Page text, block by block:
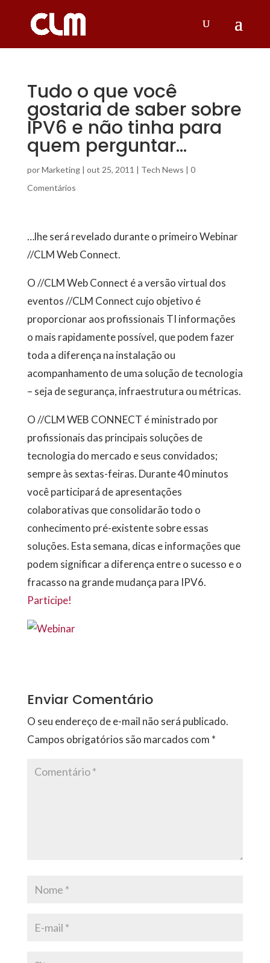
Tudo o que você
gostaria de saber sobre
IPV6 e não tinha para
quem perguntar…
porMarketing| out 25, 2011 | Tech News | 0
Comentários
…lhe será revelado durante o primeiro Webinar
//CLM Web Connect.
O //CLM Web Connect é a versão virtual dos
eventos //CLM Connect cujo objetivo é
proporcionar aos profissionais TI informações
o mais rapidamente possível, que podem fazer
toda a diferença na instalação ou
acompanhamento de uma solução de tecnologia
– seja de segurança, infraestrutura ou métricas.
O //CLM WEB CONNECT é ministrado por
profissionais das principais soluções de
tecnologia do mercado e seus convidados;
sempre às sextas-feiras. Durante 40 minutos
você participará de apresentações
colaborativas que consolidarão todo o
conhecimento pré-existente sobre essas
soluções. Esta semana, dicas e informações que
podem significar a diferença entre o sucesso e o
fracasso na grande mudança para IPV6.
Participe!
Enviar Comentário
O seu endereço de e-mail não será publicado.
Campos obrigatórios são marcados com *